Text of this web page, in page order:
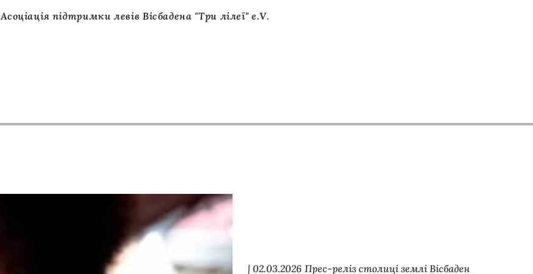
Асоціація підтримки левів Вісбадена "Три лілеї" e.V.
02.03.2026 Прес-реліз столиці землі Вісбаден